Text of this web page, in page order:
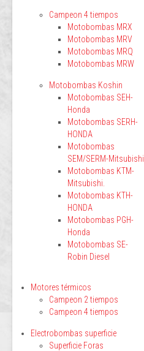
Campeon 4 tiempos
Motobombas MRX
Motobombas MRV
Motobombas MRQ
Motobombas MRW
Motobombas Koshin
Motobombas SEH-
Honda
Motobombas SERH-
HONDA
Motobombas
SEM/SERM-Mitsubishi
Motobombas KTM-
Mitsubishi.
Motobombas KTH-
HONDA
Motobombas PGH-
Honda
Motobombas SE-
Robin Diesel
Motores térmicos
Campeon 2 tiempos
Campeon 4 tiempos
Electrobombas superficie
Superficie Foras